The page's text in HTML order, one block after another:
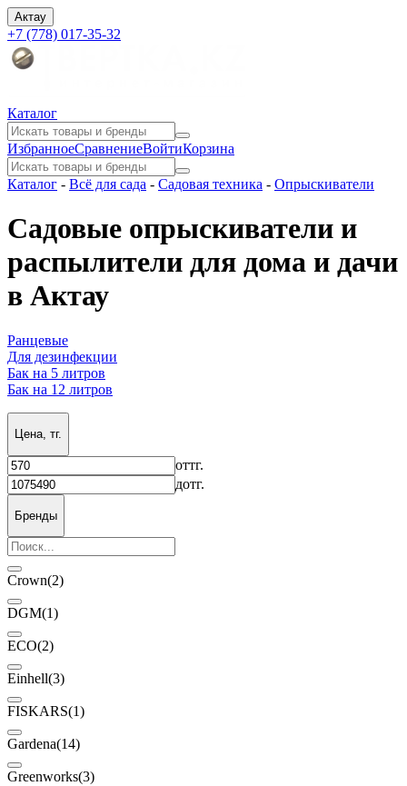
Актау
+7 (778) 017-35-32
Каталог
ИзбранноеСравнениеВойтиКорзина
Каталог - Всё для сада - Садовая техника - Опрыскиватели
Садовые опрыскиватели и
распылители для дома и дачи
в Актау
Ранцевые
Для дезинфекции
Бак на 5 литров
Бак на 12 литров
Цена, тг.
оттг.
дотг.
Бренды
Crown(2)
DGM(1)
ECO(2)
Einhell(3)
FISKARS(1)
Gardena(14)
Greenworks(3)